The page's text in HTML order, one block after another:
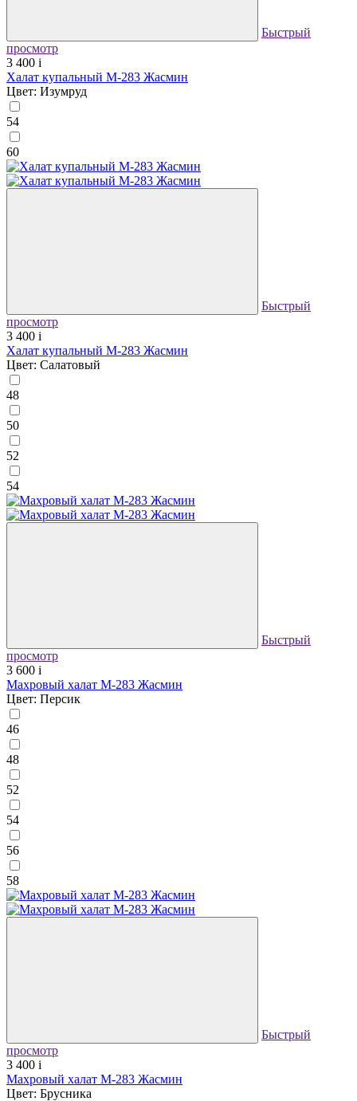
Быстрый
просмотр
3 400 i
Халат купальный М-283 Жасмин
Цвет: Изумруд
54
60
Быстрый
просмотр
3 400 i
Халат купальный М-283 Жасмин
Цвет: Салатовый
48
50
52
54
Быстрый
просмотр
3 600 i
Махровый халат М-283 Жасмин
Цвет: Персик
46
48
52
54
56
58
Быстрый
просмотр
3 400 i
Махровый халат М-283 Жасмин
Цвет: Брусника